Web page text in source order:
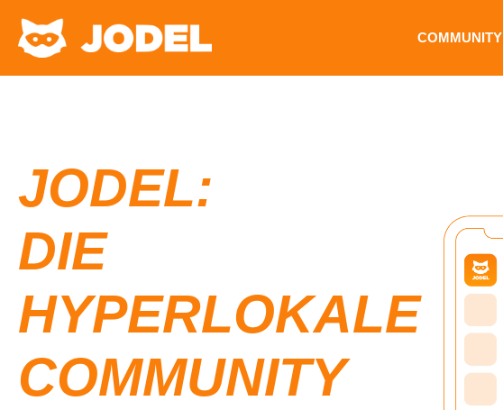
COMMUNITY
JODEL:
DIE
HYPERLOKALE
COMMUNITY​